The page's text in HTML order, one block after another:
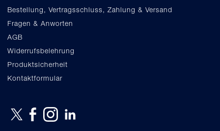
Bestellung, Vertragsschluss, Zahlung & Versand
Fragen & Anworten
AGB
Widerrufsbelehrung
Produktsicherheit
Kontaktformular